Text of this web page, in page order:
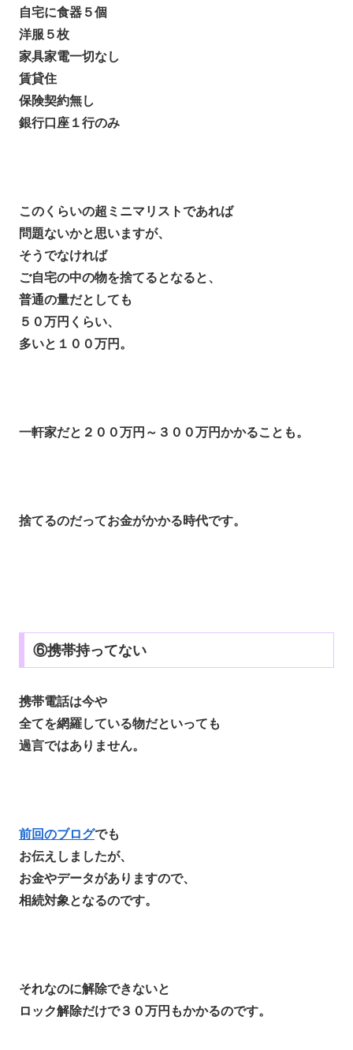
自宅に食器５個
洋服５枚
家具家電一切なし
賃貸住
保険契約無し
銀行口座１行のみ
このくらいの超ミニマリストであれば
問題ないかと思いますが、
そうでなければ
ご自宅の中の物を捨てるとなると、
普通の量だとしても
５０万円くらい、
多いと１００万円。
一軒家だと２００万円～３００万円かかることも。
捨てるのだってお金がかかる時代です。
⑥携帯持ってない
携帯電話は今や
全てを網羅している物だといっても
過言ではありません。
前回のブログでも
お伝えしましたが、
お金やデータがありますので、
相続対象となるのです。
それなのに解除できないと
ロック解除だけで３０万円もかかるのです。